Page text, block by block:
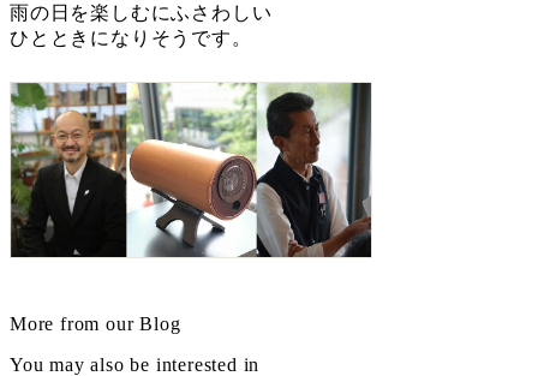
雨の日を楽しむにふさわしい
ひとときになりそうです。
More from our Blog
You may also be interested in